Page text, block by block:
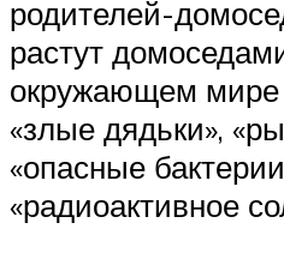
родителей-
растут
окружающем мире
«злые дядьки»,
«опасные
«радиоактивное